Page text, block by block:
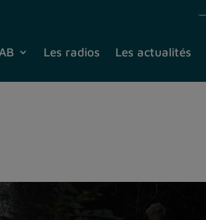
Les radios Les actualités